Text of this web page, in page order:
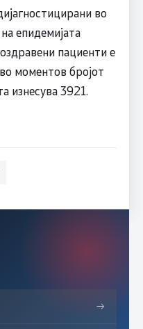
во
епидемијата
пациенти е
моментов бројот
изнесува 3921.
→